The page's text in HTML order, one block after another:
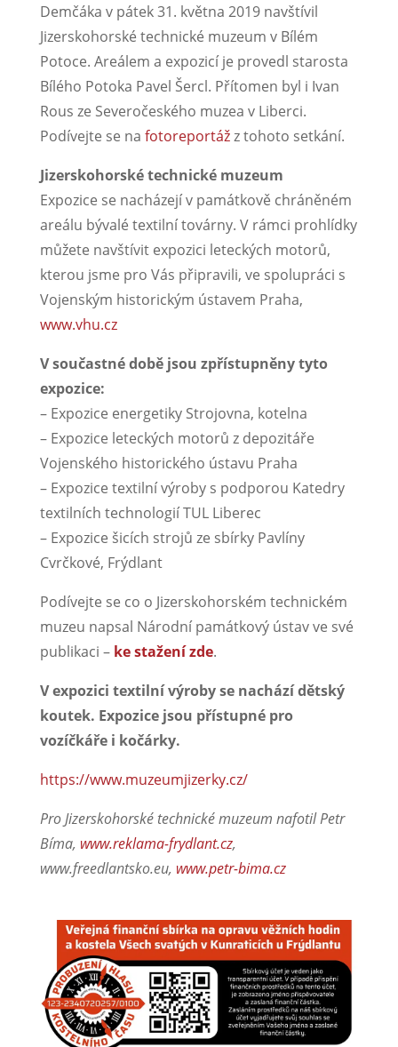
Demčáka v pátek 31. května 2019 navštívil
Jizerskohorské technické muzeum v Bílém
Potoce. Areálem a expozicí je provedl starosta
Bílého Potoka Pavel Šercl. Přítomen byl i Ivan
Rous ze Severočeského muzea v Liberci.
Podívejte se na fotoreportážz tohoto setkání.
Jizerskohorské technické muzeum
Expozice se nacházejí v památkově chráněném
areálu bývalé textilní továrny. V rámci prohlídky
můžete navštívit expozici leteckých motorů,
kterou jsme pro Vás připravili, ve spolupráci s
Vojenským historickým ústavem Praha,
www.vhu.cz
V součastné době jsou zpřístupněny tyto
expozice:
– Expozice energetiky Strojovna, kotelna
– Expozice leteckých motorů z depozitáře
Vojenského historického ústavu Praha
– Expozice textilní výroby s podporou Katedry
textilních technologií TUL Liberec
– Expozice šicích strojů ze sbírky Pavlíny
Cvrčkové, Frýdlant
Podívejte se co o Jizerskohorském technickém
muzeu napsal Národní památkový ústav ve své
publikaci – ke stažení zde.
V expozici textilní výroby se nachází dětský
koutek. Expozice jsou přístupné pro
vozíčkáře i kočárky.
https://www.muzeumjizerky.cz/
Pro Jizerskohorské technické muzeum nafotil Petr
Bíma, www.reklama-frydlant.cz,
www.freedlantsko.eu, www.petr-bima.cz